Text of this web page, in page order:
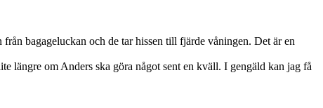
bagageluckan och de tar hissen till fjärde våningen. Det är en
längre om Anders ska göra något sent en kväll. I gengäld kan jag få